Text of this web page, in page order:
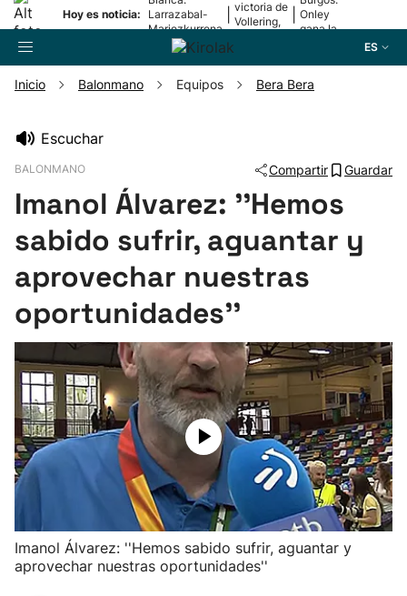
Hoy es noticia:
Larrazabal-
Mariezkurrena
II, a la final
victoria de
Vollering,
Onley
gana la
ES
Pelota
Remo
Baloncesto
Ciclismo
Herri-kirolak
Balonmano
Kirolak 360
Inicio Balonmano Equipos Bera Bera
Escuchar
BALONMANO Compartir Guardar
Imanol Álvarez: ''Hemos
sabido sufrir, aguantar y
aprovechar nuestras
oportunidades''
Imanol Álvarez: ''Hemos sabido sufrir, aguantar y
aprovechar nuestras oportunidades''